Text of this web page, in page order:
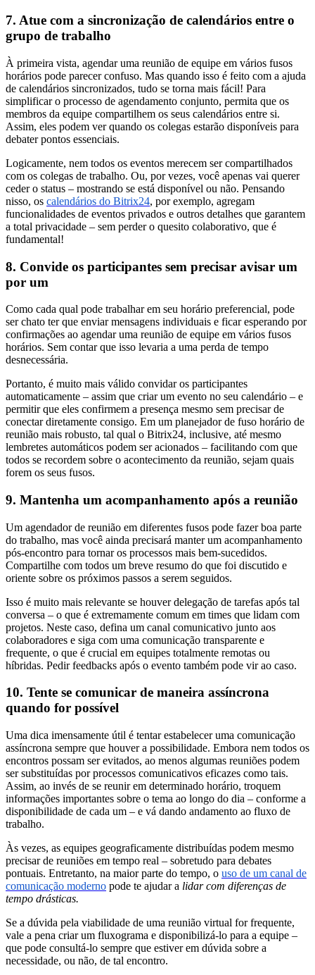
7. Atue com a sincronização de calendários entre o
grupo de trabalho
À primeira vista, agendar uma reunião de equipe em vários fusos
horários pode parecer confuso. Mas quando isso é feito com a ajuda
de calendários sincronizados, tudo se torna mais fácil! Para
simplificar o processo de agendamento conjunto, permita que os
membros da equipe compartilhem os seus calendários entre si.
Assim, eles podem ver quando os colegas estarão disponíveis para
debater pontos essenciais.
Logicamente, nem todos os eventos merecem ser compartilhados
com os colegas de trabalho. Ou, por vezes, você apenas vai querer
ceder o status – mostrando se está disponível ou não. Pensando
nisso, os calendários do Bitrix24, por exemplo, agregam
funcionalidades de eventos privados e outros detalhes que garantem
a total privacidade – sem perder o quesito colaborativo, que é
fundamental!
8. Convide os participantes sem precisar avisar um
por um
Como cada qual pode trabalhar em seu horário preferencial, pode
ser chato ter que enviar mensagens individuais e ficar esperando por
confirmações ao agendar uma reunião de equipe em vários fusos
horários. Sem contar que isso levaria a uma perda de tempo
desnecessária.
Portanto, é muito mais válido convidar os participantes
automaticamente – assim que criar um evento no seu calendário – e
permitir que eles confirmem a presença mesmo sem precisar de
conectar diretamente consigo. Em um planejador de fuso horário de
reunião mais robusto, tal qual o Bitrix24, inclusive, até mesmo
lembretes automáticos podem ser acionados – facilitando com que
todos se recordem sobre o acontecimento da reunião, sejam quais
forem os seus fusos.
9. Mantenha um acompanhamento após a reunião
Um agendador de reunião em diferentes fusos pode fazer boa parte
do trabalho, mas você ainda precisará manter um acompanhamento
pós-encontro para tornar os processos mais bem-sucedidos.
Compartilhe com todos um breve resumo do que foi discutido e
oriente sobre os próximos passos a serem seguidos.
Isso é muito mais relevante se houver delegação de tarefas após tal
conversa – o que é extremamente comum em times que lidam com
projetos. Neste caso, defina um canal comunicativo junto aos
colaboradores e siga com uma comunicação transparente e
frequente, o que é crucial em equipes totalmente remotas ou
híbridas. Pedir feedbacks após o evento também pode vir ao caso.
10. Tente se comunicar de maneira assíncrona
quando for possível
Uma dica imensamente útil é tentar estabelecer uma comunicação
assíncrona sempre que houver a possibilidade. Embora nem todos os
encontros possam ser evitados, ao menos algumas reuniões podem
ser substituídas por processos comunicativos eficazes como tais.
Assim, ao invés de se reunir em determinado horário, troquem
informações importantes sobre o tema ao longo do dia – conforme a
disponibilidade de cada um – e vá dando andamento ao fluxo de
trabalho.
Às vezes, as equipes geograficamente distribuídas podem mesmo
precisar de reuniões em tempo real – sobretudo para debates
pontuais. Entretanto, na maior parte do tempo, o uso de um canal de
comunicação moderno pode te ajudar a lidar com diferenças de
tempo drásticas.
Se a dúvida pela viabilidade de uma reunião virtual for frequente,
vale a pena criar um fluxograma e disponibilizá-lo para a equipe –
que pode consultá-lo sempre que estiver em dúvida sobre a
necessidade, ou não, de tal encontro.